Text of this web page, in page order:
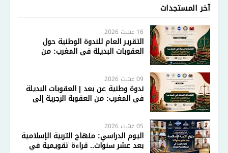
آخر المستجدات
16 غشت 2026
التقرير العام للندوة الوطنية حول
العقوبات البديلة في المغرب: من
العقوبة الزجرية إلى العدالة الإصلاحية
09 غشت 2026
ندوة وطنية عن بعد | العقوبات البديلة
في المغرب: من العقوبة الزجرية إلى
العدالة الإصلاحية
05 غشت 2026
اليوم الدراسي: منهاج التربية الإسلامية
بعد عشر سنوات.. قراءة تقويمية في